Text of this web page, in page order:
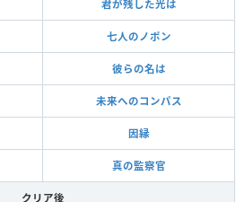
君が残した光は
七人のノポン
彼らの名は
未来へのコンパス
因縁
真の監察官
クリア後